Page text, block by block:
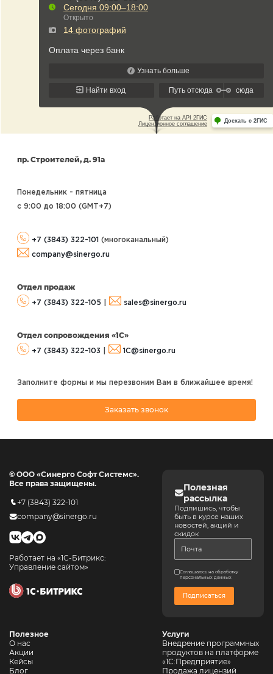
пр. Строителей, д. 91а
Понедельник - пятница
с 9:00 до 18:00 (GMT+7)
+7 (3843) 322-101 (многоканальный)
company@sinergo.ru
Отдел продаж
+7 (3843) 322-105 sales@sinergo.ru
Отдел сопровождения «1С»
+7 (3843) 322-103 1C@sinergo.ru
Заполните формы и мы перезвоним Вам в ближайшее время!
Заказать звонок
© ООО «Синерго Софт Системс».
Все права защищены.
+7 (3843) 322-101
company@sinergo.ru
Работает на «1С-Битрикс:
Управление сайтом»
Полезная
рассылка
Подпишись, чтобы
быть в курсе наших
новостей, акций и
скидок
Соглашаюсь на обработку
персональных данных
Подписаться
Полезное
О нас
Акции
Кейсы
Блог
Услуги
Внедрение программных
продуктов на платформе
«1С:Предприятие»
Продажа лицензий